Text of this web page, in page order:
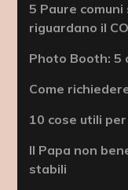
5 Paure
riguardano il
Photo Booth: 5
Come
10 cose utili
Il Papa non
stabili